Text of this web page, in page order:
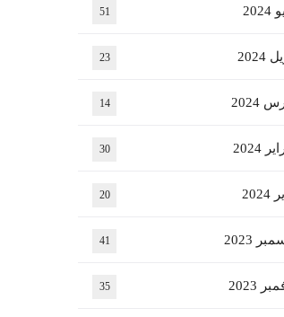
51
2024
23
2024
14
2024
30
20
2023
41
2023
35